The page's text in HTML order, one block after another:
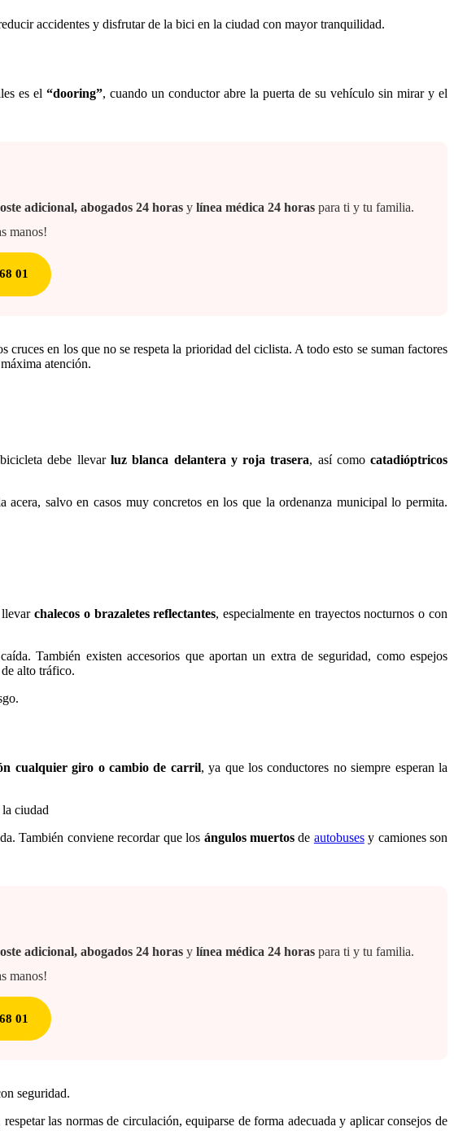
accidentes y disfrutar de la bici en la ciudad con mayor tranquilidad.
es el“dooring”, cuando un conductor abre la puerta de su vehículo sin mirar y el
adicional, abogados 24 horas y línea médica 24 horas para ti y tu familia.
manos!
01
cruces en los que no se respeta la prioridad del ciclista. A todo esto se suman factores
atención.
debe llevar luz blanca delantera y roja trasera, así comocatadióptricos
acera, salvo en casos muy concretos en los que la ordenanza municipal lo permita.
llevarchalecos o brazaletes reflectantes, especialmente en trayectos nocturnos o con
También existen accesorios que aportan un extra de seguridad, como espejos
alto tráfico.
cualquier giro o cambio de carril, ya que los conductores no siempre esperan la
También conviene recordar que los ángulos muertosde autobusesy camiones son
adicional, abogados 24 horas y línea médica 24 horas para ti y tu familia.
manos!
01
seguridad.
las normas de circulación, equiparse de forma adecuada y aplicar consejos de